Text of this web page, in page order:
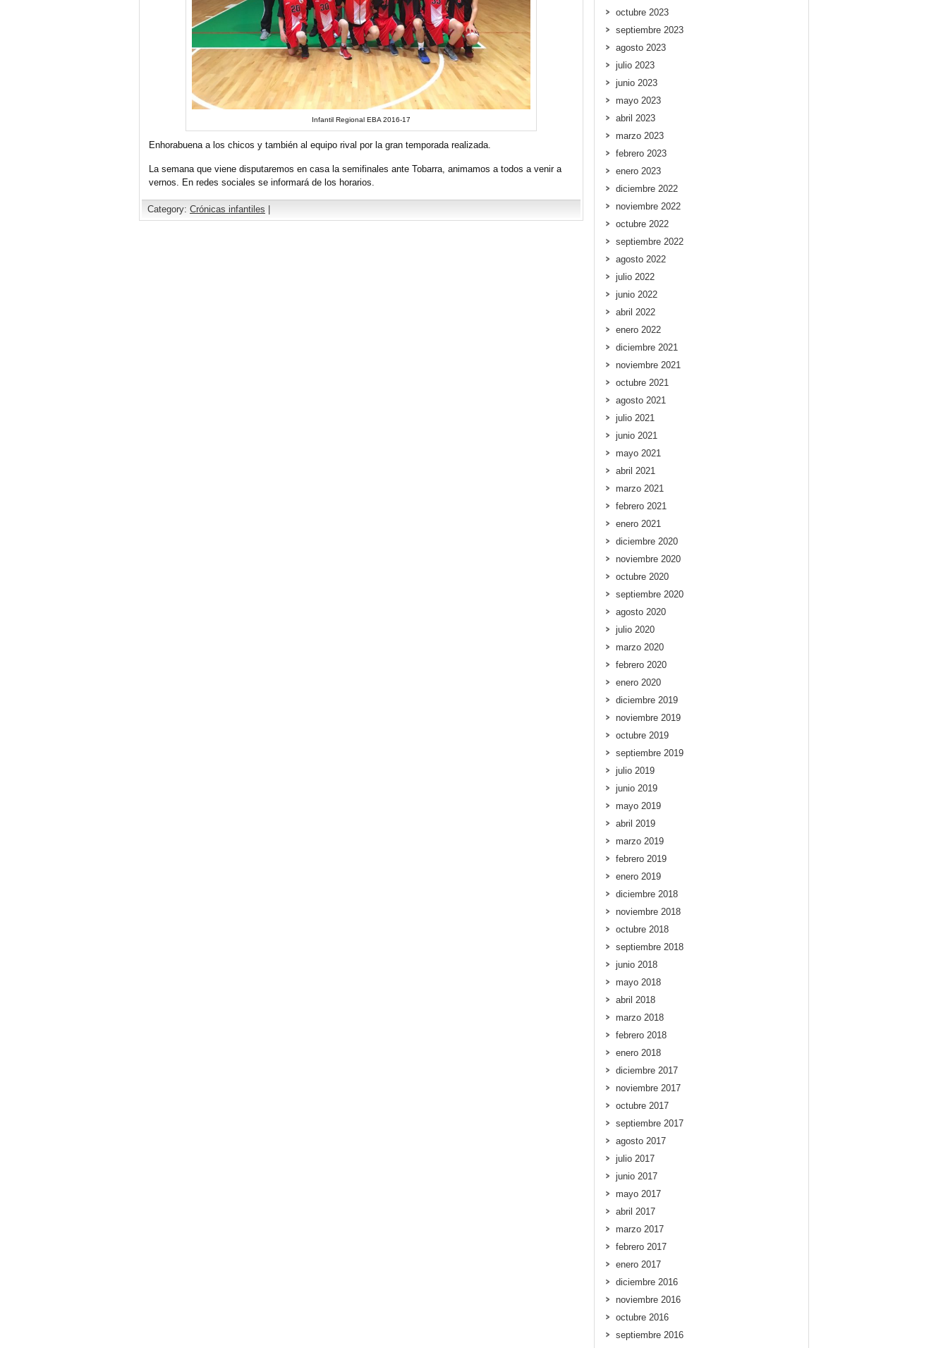
Infantil Regional EBA 2016-17
Enhorabuena a los chicos y también al equipo rival por la gran temporada realizada.
La semana que viene disputaremos en casa la semifinales ante Tobarra, animamos a todos a venir a
vernos. En redes sociales se informará de los horarios.
Category: Crónicas infantiles
octubre 2023
septiembre 2023
agosto 2023
julio 2023
junio 2023
mayo 2023
abril 2023
marzo 2023
febrero 2023
enero 2023
diciembre 2022
noviembre 2022
octubre 2022
septiembre 2022
agosto 2022
julio 2022
junio 2022
abril 2022
enero 2022
diciembre 2021
noviembre 2021
octubre 2021
agosto 2021
julio 2021
junio 2021
mayo 2021
abril 2021
marzo 2021
febrero 2021
enero 2021
diciembre 2020
noviembre 2020
octubre 2020
septiembre 2020
agosto 2020
julio 2020
marzo 2020
febrero 2020
enero 2020
diciembre 2019
noviembre 2019
octubre 2019
septiembre 2019
julio 2019
junio 2019
mayo 2019
abril 2019
marzo 2019
febrero 2019
enero 2019
diciembre 2018
noviembre 2018
octubre 2018
septiembre 2018
junio 2018
mayo 2018
abril 2018
marzo 2018
febrero 2018
enero 2018
diciembre 2017
noviembre 2017
octubre 2017
septiembre 2017
agosto 2017
julio 2017
junio 2017
mayo 2017
abril 2017
marzo 2017
febrero 2017
enero 2017
diciembre 2016
noviembre 2016
octubre 2016
septiembre 2016